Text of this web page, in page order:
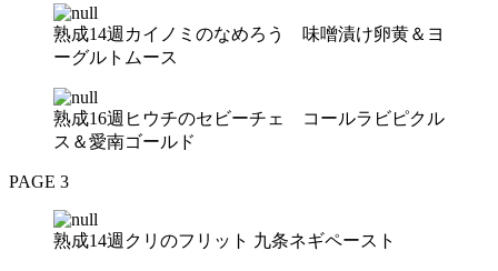
熟成14週カイノミのなめろう 味噌漬け卵黄＆ヨ
ーグルトムース
熟成16週ヒウチのセビーチェ コールラビピクル
ス＆愛南ゴールド
PAGE 3
熟成14週クリのフリット 九条ネギペースト